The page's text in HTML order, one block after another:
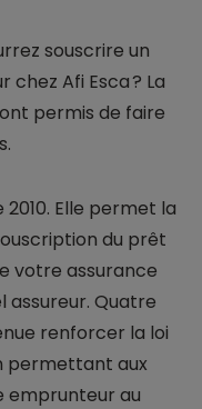
souscrire un
Afi Esca ? La
permis de faire
2010. Elle permet la
du prêt
votre assurance
assureur. Quatre
renforcer la loi
permettant aux
emprunteur au